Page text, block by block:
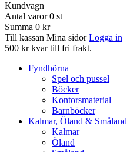
Kundvagn
Antal varor 0 st
Summa 0 kr
Till kassan Mina sidor Logga in
500 kr kvar till fri frakt.
Fyndhörna
Spel och pussel
Böcker
Kontorsmaterial
Barnböcker
Kalmar, Öland & Småland
Kalmar
Öland